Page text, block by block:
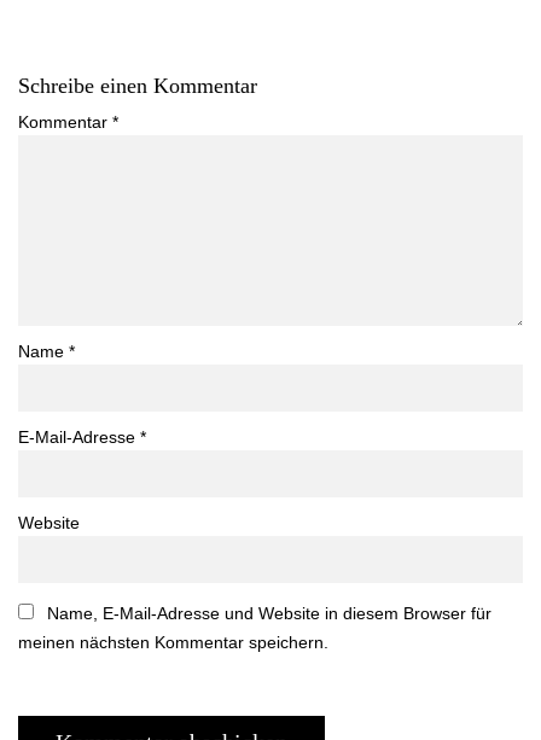
Schreibe einen Kommentar
Kommentar *
Name *
E-Mail-Adresse *
Website
Name, E-Mail-Adresse und Website in diesem Browser für
meinen nächsten Kommentar speichern.